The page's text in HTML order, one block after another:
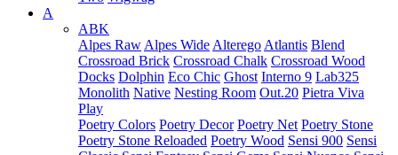
A
ABK
Alpes Raw Alpes Wide Alterego Atlantis Blend
Crossroad Brick Crossroad Chalk Crossroad Wood
Docks Dolphin Eco Chic Ghost Interno 9 Lab325
Monolith Native Nesting Room Out.20 Pietra Viva
Play
Poetry Colors Poetry Decor Poetry Net Poetry Stone
Poetry Stone Reloaded Poetry Wood Sensi 900 Sensi